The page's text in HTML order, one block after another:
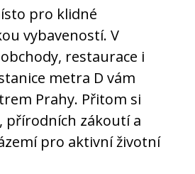
pro klidné
vybaveností. V
restaurace i
metra D vám
Prahy. Přitom si
přírodních zákoutí a
pro aktivní životní